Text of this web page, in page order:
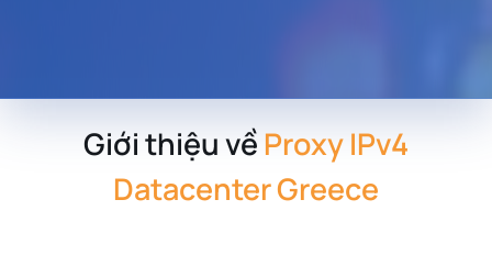
Giới thiệu về Proxy IPv4
Datacenter Greece